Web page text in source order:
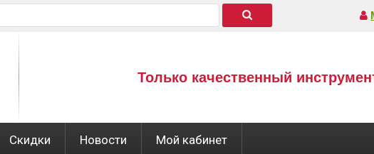
Только качественный
Скидки Новости Мой кабинет